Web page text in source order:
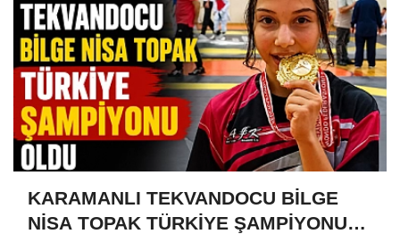
KARAMANLI TEKVANDOCU BİLGE
NİSA TOPAK TÜRKİYE ŞAMPİYONU